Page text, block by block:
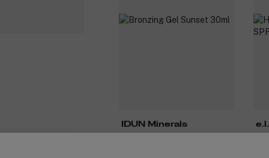
IDUN Minerals
Bronzing Gel Sunset 30ml